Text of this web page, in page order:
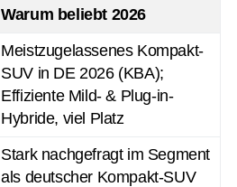
Warum beliebt 2026
Meistzugelassenes Kompakt-
SUV in DE 2026 (KBA);
Effiziente Mild- & Plug-in-
Hybride, viel Platz
Stark nachgefragt im Segment
als deutscher Kompakt-SUV